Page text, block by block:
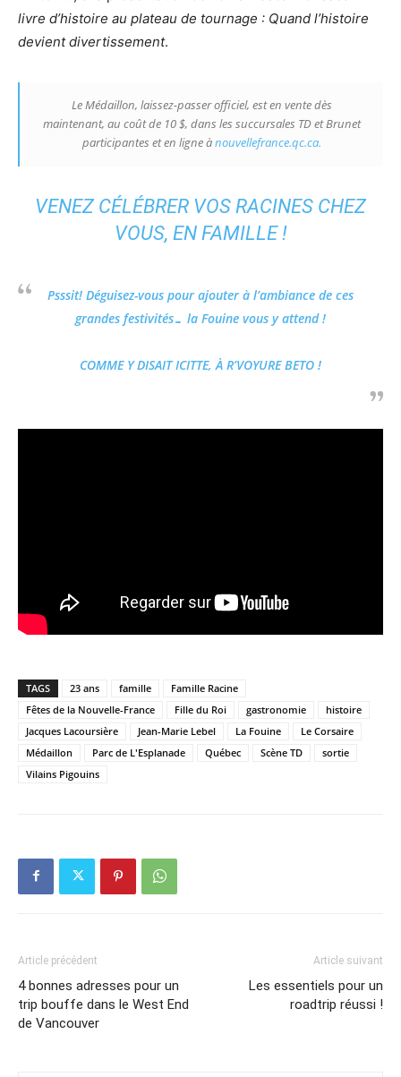
livre d’histoire au plateau de tournage : Quand l’histoire
devient divertissement.
Le Médaillon, laissez-passer officiel, est en vente dès
maintenant, au coût de 10 $, dans les succursales TD et Brunet
participantes et en ligne ànouvellefrance.qc.ca.
VENEZ CÉLÉBRER VOS RACINES CHEZ
VOUS, EN FAMILLE !
Psssit! Déguisez-vous pour ajouter à l’ambiance de ces
grandes festivités… la Fouine vous y attend !
COMME Y DISAIT ICITTE, À R’VOYURE BETO !
TAGS 23 ans famille
Famille Racine
Fêtes de la Nouvelle-France
Fille du Roi gastronomie
histoire
Jacques Lacoursière
Jean-Marie Lebel La Fouine
Le Corsaire
Médaillon
Parc de L'Esplanade Québec Scène TD
sortie
Vilains Pigouins
Article précédent
4 bonnes adresses pour un
trip bouffe dans le West End
de Vancouver
Article suivant
Les essentiels pour un
roadtrip réussi !